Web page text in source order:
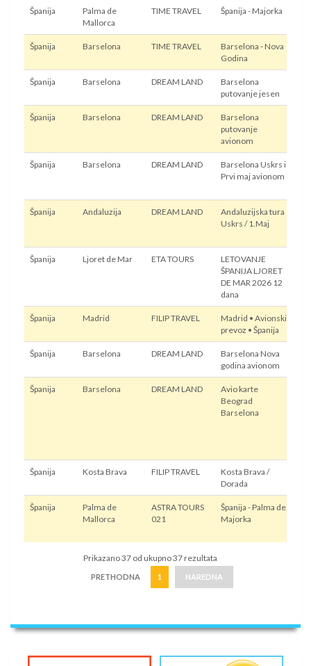
Španija
Palma de
Mallorca
TIME TRAVEL Španija - Majorka
Španija Barselona TIME TRAVEL
Barselona - Nova
Godina
Španija Barselona DREAM LAND
Barselona
putovanje jesen
Španija Barselona DREAM LAND
Barselona
putovanje
avionom
Španija Barselona DREAM LAND
Barselona Uskrs i
Prvi maj avionom
Španija Andaluzija DREAM LAND
Andaluzijska tura
Uskrs / 1.Maj
Španija Ljoret de Mar ETA TOURS
LETOVANJE
ŠPANIJA LJORET
DE MAR 2026 12
dana
Španija Madrid FILIP TRAVEL
Madrid • Avionski
prevoz • Španija
Španija Barselona DREAM LAND
Barselona Nova
godina avionom
Španija Barselona DREAM LAND
Avio karte
Beograd
Barselona
Španija Kosta Brava FILIP TRAVEL
Kosta Brava /
Dorada
Španija
Palma de
Mallorca
ASTRA TOURS
021
Španija - Palma de
Majorka
Prikazano 37 od ukupno 37 rezultata
PRETHODNA 1 NAREDNA